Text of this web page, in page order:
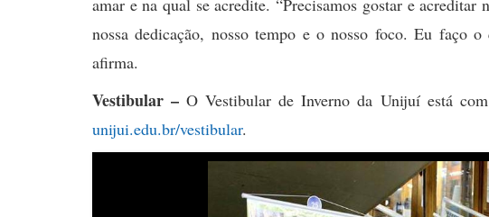
amar e na qual se acredite. “Precisamos gostar e
nossa dedicação, nosso tempo e o nosso foco. Eu faço
afirma.
Vestibular –O Vestibular de Inverno da Unijuí está
unijui.edu.br/vestibular.